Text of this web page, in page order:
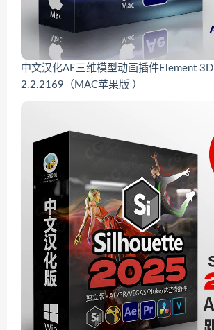
中文汉化AE三维模型动画插件Element 3D
2.2.2169（MAC苹果版 ）